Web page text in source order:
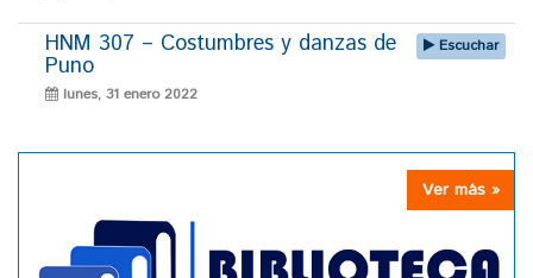
HNM 307 – Costumbres y danzas de
Puno
lunes, 31 enero 2022
Escuchar
Ver más »